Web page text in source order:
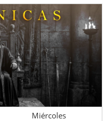
Miércoles